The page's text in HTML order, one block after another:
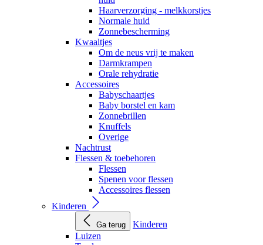
Haarverzorging - melkkorstjes
Normale huid
Zonnebescherming
Kwaaltjes
Om de neus vrij te maken
Darmkrampen
Orale rehydratie
Accessoires
Babyschaartjes
Baby borstel en kam
Zonnebrillen
Knuffels
Overige
Nachtrust
Flessen & toebehoren
Flessen
Spenen voor flessen
Accessoires flessen
Kinderen
Ga terug
Kinderen
Luizen